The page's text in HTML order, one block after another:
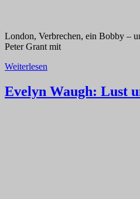
London, Verbrechen, ein Bobby –
Peter Grant mit
Weiterlesen
Evelyn Waugh: Lust